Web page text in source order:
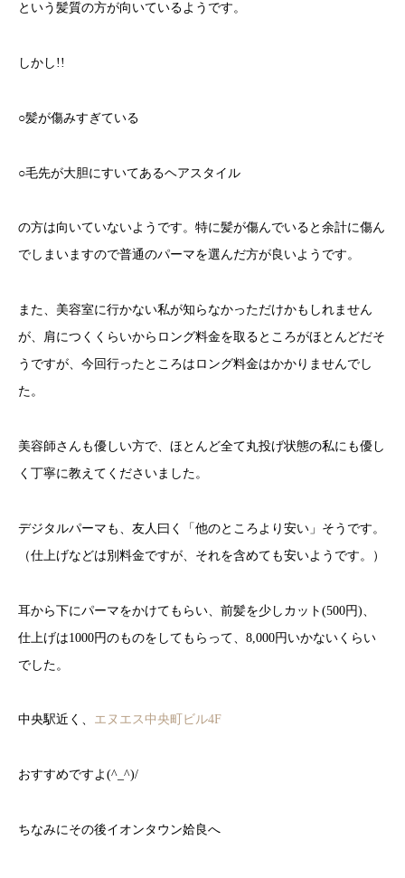
という髪質の方が向いているようです。
しかし!!
○髪が傷みすぎている
○毛先が大胆にすいてあるヘアスタイル
の方は向いていないようです。特に髪が傷んでいると余計に傷ん
でしまいますので普通のパーマを選んだ方が良いようです。
また、美容室に行かない私が知らなかっただけかもしれません
が、肩につくくらいからロング料金を取るところがほとんどだそ
うですが、今回行ったところはロング料金はかかりませんでし
た。
美容師さんも優しい方で、ほとんど全て丸投げ状態の私にも優し
く丁寧に教えてくださいました。
デジタルパーマも、友人曰く「他のところより安い」そうです。
（仕上げなどは別料金ですが、それを含めても安いようです。）
耳から下にパーマをかけてもらい、前髪を少しカット(500円)、
仕上げは1000円のものをしてもらって、8,000円いかないくらい
でした。
中央駅近く、 エヌエス中央町ビル4F
おすすめですよ(^_^)/
ちなみにその後イオンタウン姶良へ